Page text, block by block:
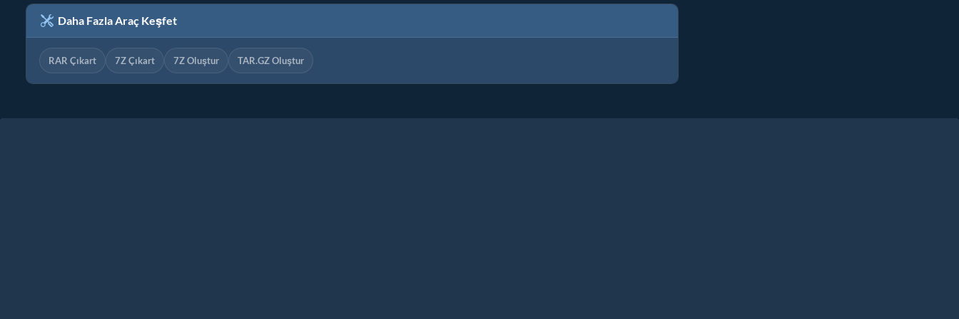
Daha Fazla Araç Keşfet
RAR Çıkart 7Z Çıkart 7Z Oluştur TAR.GZ Oluştur